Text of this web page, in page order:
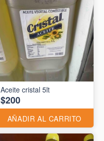
Aceite cristal 5lt
$200
AÑADIR AL CARRITO